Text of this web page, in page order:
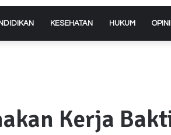
KESEHATAN HUKUM OPINI
Kerja